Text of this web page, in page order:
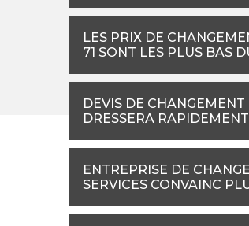
LES PRIX DE
71 SONT LES PLUS BAS
DEVIS DE CHANGEMENT
DRESSERA RAPIDEMENT
ENTREPRISE DE
SERVICES CONVAINC